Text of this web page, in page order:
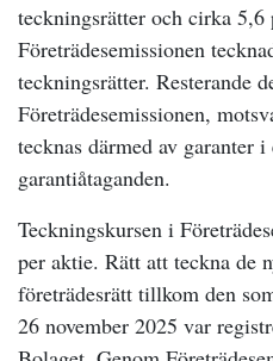
teckningsrätter och cirka 5,6
Företrädesemissionen
teckningsrätter. Resterande
Företrädesemissionen,
tecknas därmed av garanter
garantiåtaganden.
Teckningskursen i
per aktie. Rätt att teckna de
företrädesrätt tillkom den
26 november 2025 var